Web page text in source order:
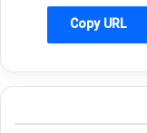
Copy URL